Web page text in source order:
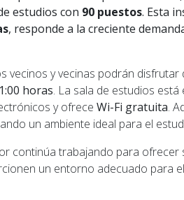
estudios con 90 puestos. Esta
, responde a la creciente
vecinos y vecinas podrán
horas. La sala de estudios
y ofrece Wi-Fi gratuita.
un ambiente ideal para el
continúa trabajando para
un entorno adecuado para